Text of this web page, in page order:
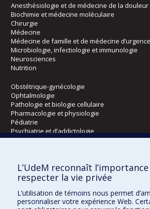
Anesthésiologie et de médecine de la douleur
Biochimie et médecine moléculaire
Chirurgie
Médecine
Médecine de famille et de médecine d’urgence
Microbiologie, infectiologie et immunologie
Neurosciences
Nutrition
Obstétrique-gynécologie
Ophtalmologie
Pathologie et biologie cellulaire
Pharmacologie et physiologie
Pédiatrie
Psychiatrie et d’addictologie
Radiologie, radio-oncologie et médecine
Écoles
Orthophonie et audiologie
Réadaptation
L’UdeM reconnaît
respecter la vie privée
L’utilisation de témoins nous permet
personnaliser votre expérience Web.